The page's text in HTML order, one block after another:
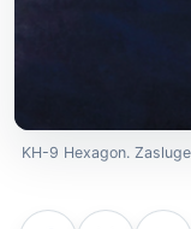
KH-9 Hexagon.